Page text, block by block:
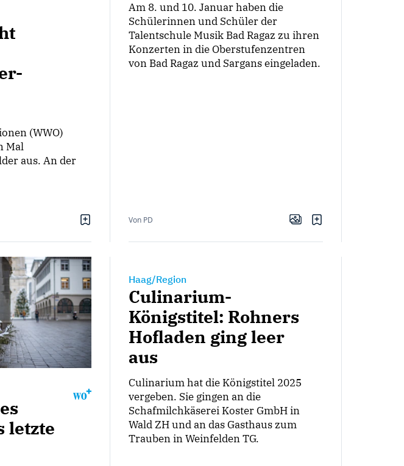
(WWO)
Mal
aus. An der
Am 8. und 10. Januar haben die
Schülerinnen und Schüler der
Talentschule Musik Bad Ragaz zu ihren
Konzerten in die Oberstufenzentren
von Bad Ragaz und Sargans eingeladen.
Von PD
letzte
Haag/Region
Culinarium-
Königstitel: Rohners
Hofladen ging leer
aus
Culinarium hat die Königstitel 2025
vergeben. Sie gingen an die
Schafmilchkäserei Koster GmbH in
Wald ZH und an das Gasthaus zum
Trauben in Weinfelden TG.